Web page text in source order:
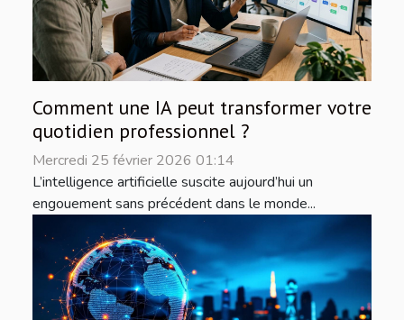
Comment une IA peut transformer votre
quotidien professionnel ?
Mercredi 25 février 2026 01:14
L’intelligence artificielle suscite aujourd’hui un
engouement sans précédent dans le monde...